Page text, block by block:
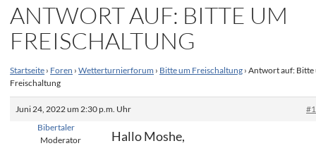
ANTWORT AUF: BITTE UM
FREISCHALTUNG
Startseite › Foren › Wetterturnierforum › Bitte um Freischaltung › Antwort auf: Bitte
Freischaltung
Juni 24, 2022 um 2:30 p.m. Uhr
Bibertaler
Moderator
Hallo Moshe,